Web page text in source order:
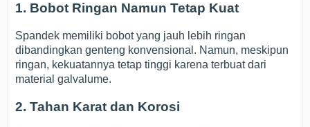
1. Bobot Ringan Namun Tetap Kuat
Spandek memiliki bobot yang jauh lebih ringan
dibandingkan genteng konvensional. Namun, meskipun
ringan, kekuatannya tetap tinggi karena terbuat dari
material galvalume.
2. Tahan Karat dan Korosi